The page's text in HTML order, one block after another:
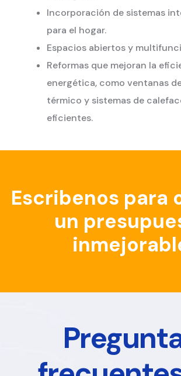
Incorporación de sistemas
para el hogar.
Espacios abiertos y
Reformas que mejoran la
energética, como ventanas
térmico y sistemas de
eficientes.
Escribenos para
un